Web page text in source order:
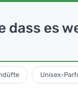
dass es
Unisex-